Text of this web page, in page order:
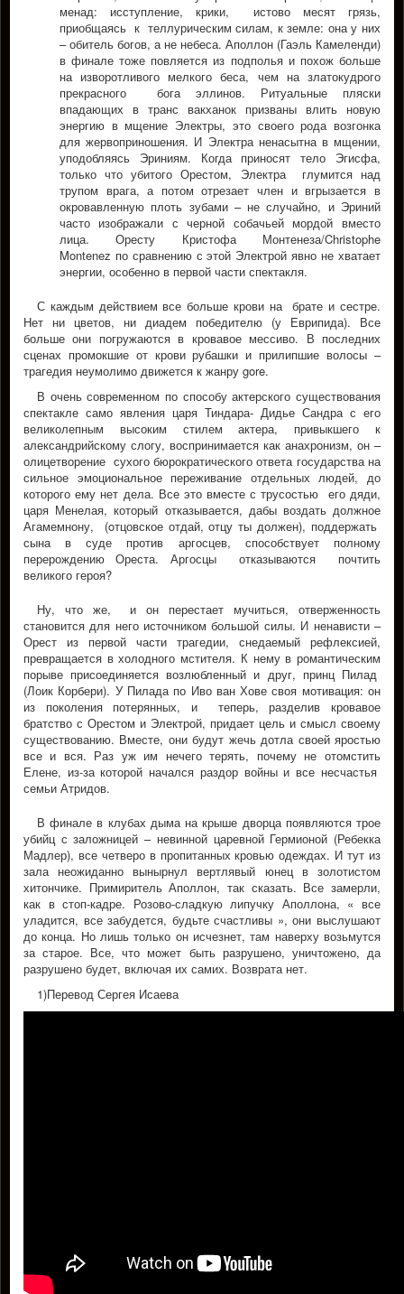
менад: исступление, крики, истово месят грязь,
приобщаясь к теллурическим силам, к земле: она у них
– обитель богов, а не небеса. Аполлон (Гаэль Камеленди)
в финале тоже повляется из подполья и похож больше
на изворотливого мелкого беса, чем на златокудрого
прекрасного бога эллинов. Ритуальные пляски
впадающих в транс вакханок призваны влить новую
энергию в мщение Электры, это своего рода возгонка
для жервоприношения. И Электра ненасытна в мщении,
уподобляясь Эриниям. Когда приносят тело Эгисфа,
только что убитого Орестом, Электра глумится над
трупом врага, а потом отрезает член и вгрызается в
окровавленную плоть зубами – не случайно, и Эриний
часто изображали с черной собачьей мордой вместо
лица. Оресту Кристофа Монтенеза/Christophe
Montenez по сравнению с этой Электрой явно не хватает
энергии, особенно в первой части спектакля.
С каждым действием все больше крови на брате и сестре.
Нет ни цветов, ни диадем победителю (у Еврипида). Все
больше они погружаются в кровавое мессиво. В последних
сценах промокшие от крови рубашки и прилипшие волосы –
трагедия неумолимо движется к жанру gore.
В очень современном по способу актерского существования
спектакле само явления царя Тиндара- Дидье Сандра с его
великолепным высоким стилем актера, привыкшего к
александрийскому слогу, воспринимается как анахронизм, он –
олицетворение сухого бюрократического ответа государства на
сильное эмоциональное переживание отдельных людей, до
которого ему нет дела. Все это вместе с трусостью его дяди,
царя Менелая, который отказывается, дабы воздать должное
Агамемнону, (oтцовское отдай, отцу ты должен), поддержать
сына в суде против аргосцев, способствует полному
перерождению Ореста. Аргосцы отказываются почтить
великого героя?
Ну, что же, и он перестает мучиться, отверженность
становится для него источником большой силы. И ненависти –
Орест из первой части трагедии, снедаемый рефлексией,
превращается в холодного мстителя. К нему в романтическим
порыве присоединяется возлюбленный и друг, принц Пилад
(Лоик Корбери). У Пилада по Иво ван Хове своя мотивация: он
из поколения потерянных, и теперь, разделив кровавое
братство с Орестом и Электрой, придает цель и смысл своему
существованию. Вместе, они будут жечь дотла своей яростью
все и вся. Раз уж им нечего терять, почему не отомстить
Елене, из-за которой начался раздор войны и все несчастья
семьи Атридов.
В финале в клубах дыма на крыше дворца появляются трое
убийц с заложницей – невинной царевной Гермионой (Ребекка
Мадлер), все четверо в пропитанных кровью одеждах. И тут из
зала неожиданно вынырнул вертлявый юнец в золотистом
хитончике. Примиритель Аполлон, так сказать. Все замерли,
как в стоп-кадре. Розово-сладкую липучку Аполлона, « все
уладится, все забудется, будьте счастливы », они выслушают
до конца. Но лишь только он исчезнет, там наверху возьмутся
за старое. Все, что может быть разрушено, уничтожено, да
разрушено будет, включая их самих. Возврата нет.
1)Перевод Сергея Исаева